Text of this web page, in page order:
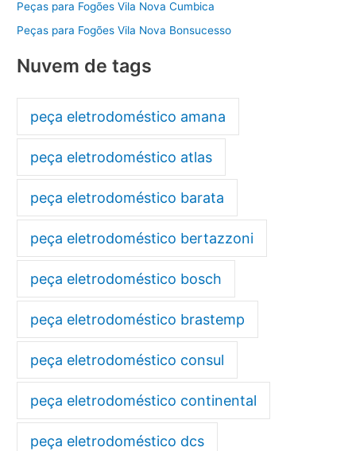
Peças para Fogões Vila Nova Cumbica
Peças para Fogões Vila Nova Bonsucesso
Nuvem de tags
peça eletrodoméstico amana
peça eletrodoméstico atlas
peça eletrodoméstico barata
peça eletrodoméstico bertazzoni
peça eletrodoméstico bosch
peça eletrodoméstico brastemp
peça eletrodoméstico consul
peça eletrodoméstico continental
peça eletrodoméstico dcs